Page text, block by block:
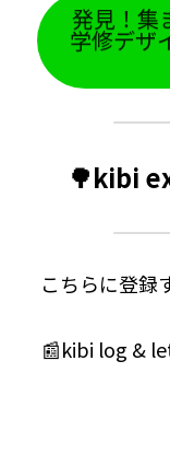
発見！集
学修デザ
🌳kibi
こちらに登録
📰kibi log &